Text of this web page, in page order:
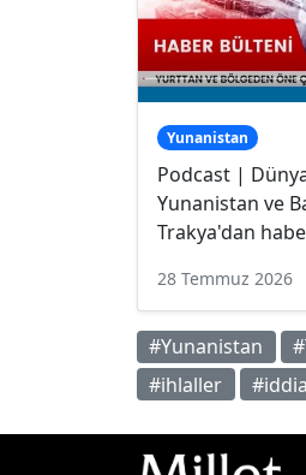
Yunanistan
Podcast |
Yunanistan ve
Trakya'dan
28 Temmuz 2026
#Yunanistan
#ihlaller
#iddia